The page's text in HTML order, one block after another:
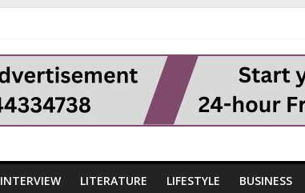
INTERVIEW LITERATURE LIFESTYLE BUSINESS